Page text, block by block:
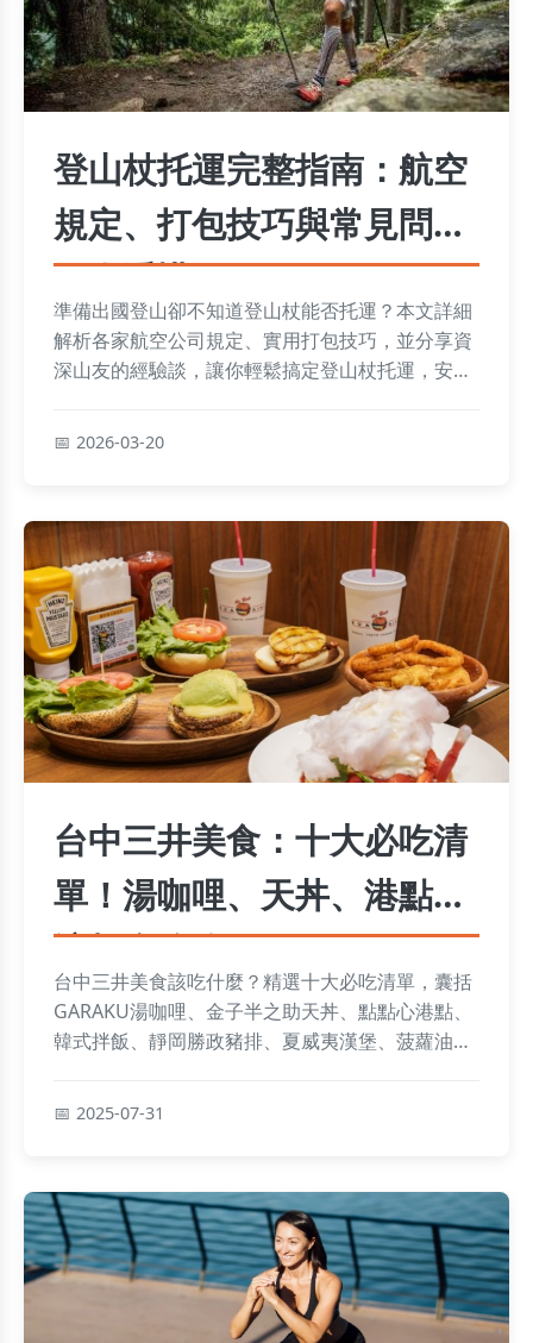
登山杖托運完整指南：航空
規定、打包技巧與常見問題
一次看懂
準備出國登山卻不知道登山杖能否托運？本文詳細
解析各家航空公司規定、實用打包技巧，並分享資
深山友的經驗談，讓你輕鬆搞定登山杖托運，安心
2026-03-20
台中三井美食：十大必吃清
單！湯咖哩、天丼、港點到
涼麵全攻略
台中三井美食該吃什麼？精選十大必吃清單，囊括
GARAKU湯咖哩、金子半之助天丼、點點心港點、
韓式拌飯、靜岡勝政豬排、夏威夷漢堡、菠蘿油、
2025-07-31